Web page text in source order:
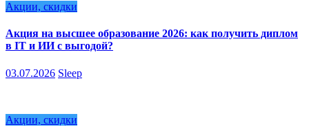
Акции, скидки
Акция на высшее образование 2026: как получить диплом
в IT и ИИ с выгодой?
03.07.2026 Sleep
Акции, скидки